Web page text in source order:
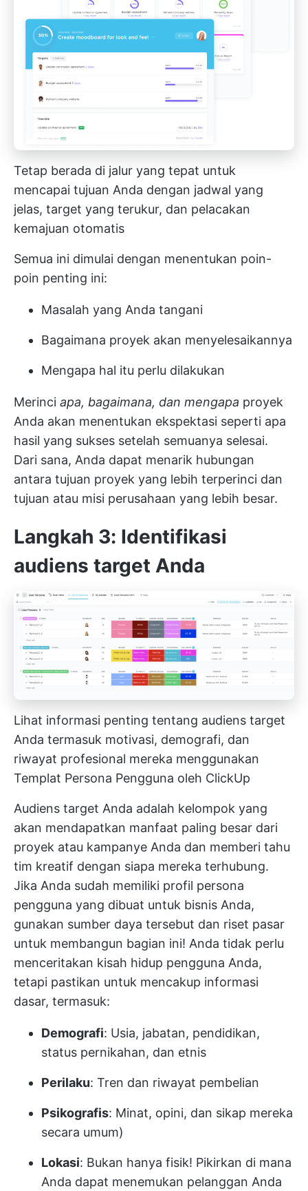
Tetap berada di jalur yang tepat untuk
mencapai tujuan Anda dengan jadwal yang
jelas, target yang terukur, dan pelacakan
kemajuan otomatis
Semua ini dimulai dengan menentukan poin-
poin penting ini:
Masalah yang Anda tangani
Bagaimana proyek akan menyelesaikannya
Mengapa hal itu perlu dilakukan
Merinci apa, bagaimana, dan mengapa proyek
Anda akan menentukan ekspektasi seperti apa
hasil yang sukses setelah semuanya selesai.
Dari sana, Anda dapat menarik hubungan
antara tujuan proyek yang lebih terperinci dan
tujuan atau misi perusahaan yang lebih besar.
Langkah 3: Identifikasi
audiens target Anda
Lihat informasi penting tentang audiens target
Anda termasuk motivasi, demografi, dan
riwayat profesional mereka menggunakan
Templat Persona Pengguna oleh ClickUp
Audiens target Anda adalah kelompok yang
akan mendapatkan manfaat paling besar dari
proyek atau kampanye Anda dan memberi tahu
tim kreatif dengan siapa mereka terhubung.
Jika Anda sudah memiliki profil persona
pengguna yang dibuat untuk bisnis Anda,
gunakan sumber daya tersebut dan riset pasar
untuk membangun bagian ini! Anda tidak perlu
menceritakan kisah hidup pengguna Anda,
tetapi pastikan untuk mencakup informasi
dasar, termasuk:
Demografi: Usia, jabatan, pendidikan,
status pernikahan, dan etnis
Perilaku: Tren dan riwayat pembelian
Psikografis: Minat, opini, dan sikap mereka
secara umum)
Lokasi: Bukan hanya fisik! Pikirkan di mana
Anda dapat menemukan pelanggan Anda